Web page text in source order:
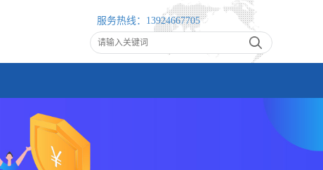
服务热线： 13924667705